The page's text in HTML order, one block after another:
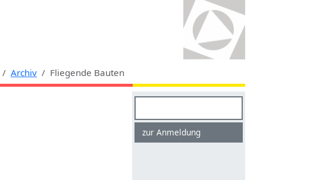
Archiv Fliegende Bauten
Suchen
zur Anmeldung